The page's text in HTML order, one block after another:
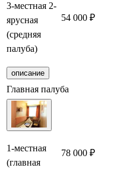
3-местная 2-
ярусная
(средняя
палуба)
описание
54 000 ₽
Главная палуба
1-местная
(главная
78 000 ₽